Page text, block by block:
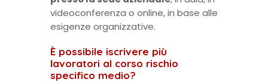
videoconferenza o online, in base alle
esigenze organizzative.
È possibile iscrivere più
lavoratori al corso rischio
specifico medio?